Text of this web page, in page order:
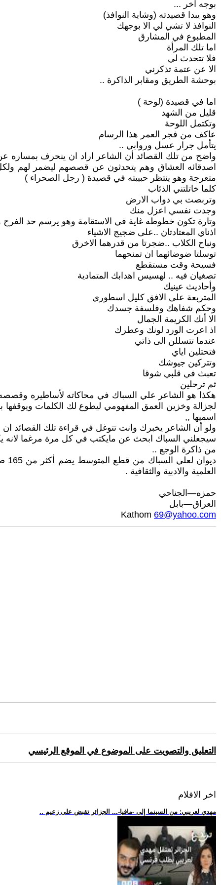
بوجه آخر ...
وهو يبدا قصيدته (وشاية النوافذ)
النوافذ لا تشي لي الا بوجهك
المطبوع في المشارق
اما تلك المرأة
فلا تتحدث لي
الا عن عتمة تذكرني
بوحشة الطريق ومقابر الذاكرة ..
اما في قصيدة (لوحة )
قليل من الشهد
وتكتمل اللوحة
عاكف من فجر العمر هذا الرسام
يتأمل جرار عسل وروابي ..
واضح من تلك القصائد أن الشاعر اراد ان ينحرف
اصدقائه العشاق وهم يتحدثون عن قصصهم ليضمر لهم
متعرجة وهو ينتظر حبيبته في قصيدة ( رجل الصحراء )
كلما خاتلتني الذئاب
وتربصت بي دواب الارض
وجدت نفسي اعزل منك
وتارة تكون خطوطه غاية في الاستقامة وهو يرسم حد
اذناي المعتادتان ..على ضجيج الاشياء
ونباح الكلاب ..ضجرتا من قدرهما الاخرق
توسلتا ضوضائهما ان تمنحهما
فسيحة وقت مستقطع
تصغيان فيه .. لهسيس اهدابك المتمادية
وأحاديث عينيك
المتربعة على الافق كليل اسطوري
وحكم شفاهك وفلسفة جسدك
الا أنك الكريمة الجمال
اذ اعرت الورد لونك وعطرك
عندما تتسللن الى ذاتي
فتحتلين اياي
وتتركين جيوشك
تعبث في قلبي شوقا
ثم ترحلين
هكذا هو الشاعر علي السباك في محاكاته لأساطيره
لجزالة وخزين العمق المفهومي ليطوع لك الكلمات
اسميها ,,
ولو أن الشاعر يخبرك وانت تتوغل في قراءة تلك القصائد
سيجعلني السباك ابحث عن مايكتب في كل مرة مرغما
من ذاكرة الوجع ..
العلمية والادبية والثقافية .
حمزه—الجناحي
العراق—بابل
Kathom 69@yahoo.com
التعليق والتصويت على الموضوع في الموقع الرئيسي
اخر الافلام
.. مهدي لعريبي: من السينما إلى -مافيا-... الجزائر تقبض على زعيم